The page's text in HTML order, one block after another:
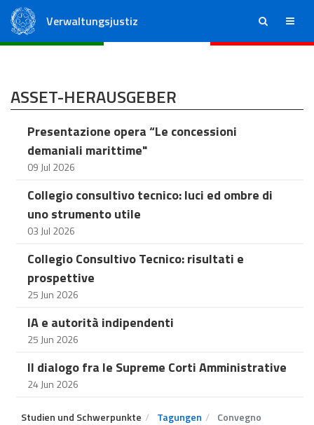
Verwaltungsjustiz ricerca menu
ASSET-HERAUSGEBER
Presentazione opera “Le concessioni
demaniali marittime"
09 Jul 2026
Collegio consultivo tecnico: luci ed ombre di
uno strumento utile
03 Jul 2026
Collegio Consultivo Tecnico: risultati e
prospettive
25 Jun 2026
IA e autorità indipendenti
25 Jun 2026
Il dialogo fra le Supreme Corti Amministrative
24 Jun 2026
Studien und Schwerpunkte Tagungen Convegno